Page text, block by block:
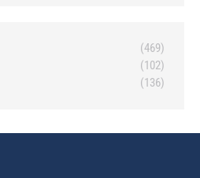
(469)
(102)
(136)